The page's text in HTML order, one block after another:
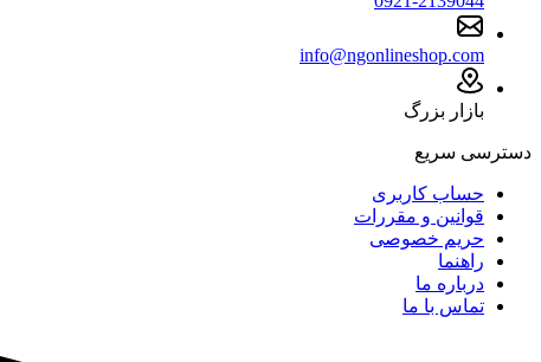
info@ngonlineshop.com
بازار بزرگ
دسترسی سریع
حساب کاربری
قوانین و مقررات
حریم خصوصی
راهنما
درباره ما
تماس با ما